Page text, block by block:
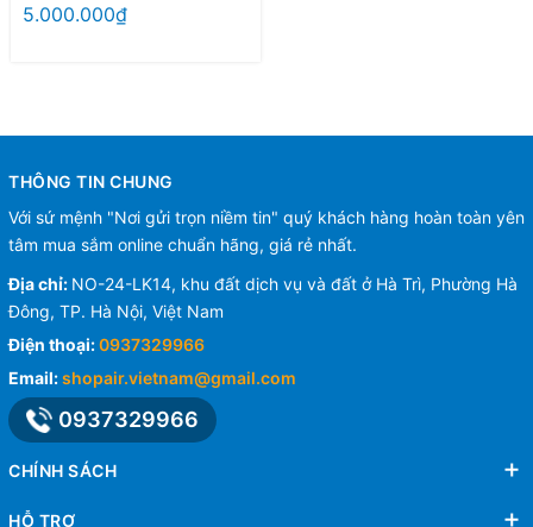
5.000.000₫
THÔNG TIN CHUNG
Với sứ mệnh "Nơi gửi trọn niềm tin" quý khách hàng hoàn toàn yên
tâm mua sắm online chuẩn hãng, giá rẻ nhất.
Địa chỉ: NO-24-LK14, khu đất dịch vụ và đất ở Hà Trì, Phường Hà
Đông, TP. Hà Nội, Việt Nam
Điện thoại:0937329966
Email:shopair.vietnam@gmail.com
0937329966
CHÍNH SÁCH
HỖ TRỢ